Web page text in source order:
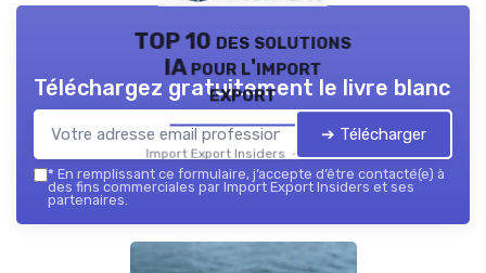
TOP 10 des solutions
IA pour l'import
export
Import Export Insiders — 2026
Téléchargez gratuitement le livre blanc
➔ Télécharger
* En remplissant ce formulaire, j’accepte d’être contacté(e) à
des fins commerciales par Import Export Insiders et ses
partenaires.